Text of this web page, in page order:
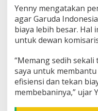
e
s
i
a
Yenny mengatakan
agar Garuda
biaya lebih besar. Hal
untuk dewan
“Memang sedih
saya untuk
efisiensi dan tekan
membebaninya,” ujar